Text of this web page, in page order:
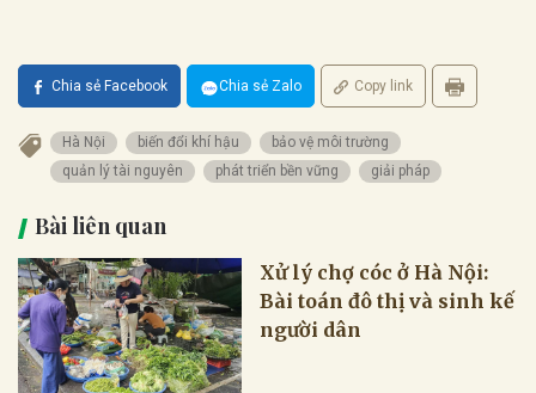
Chia sẻ Facebook Chia sẻ Zalo Copy link
Hà Nội biến đổi khí hậu
bảo vệ môi trường
quản lý tài nguyên
phát triển bền vững giải pháp
Bài liên quan
Xử lý chợ cóc ở Hà Nội:
Bài toán đô thị và sinh kế
người dân